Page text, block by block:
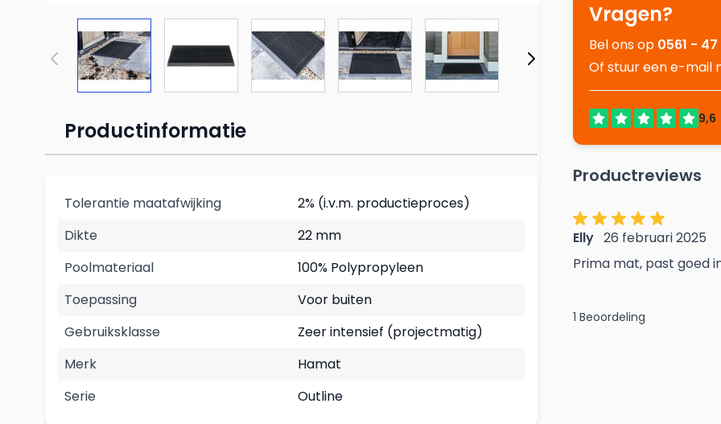
Productinformatie
Tolerantie maatafwijking
2% (i.v.m. productieproces)
Dikte
22 mm
Poolmateriaal
100% Polypropyleen
Toepassing
Voor buiten
Gebruiksklasse
Zeer intensief (projectmatig)
Merk
Hamat
Serie
Outline
Vragen?
Bel ons op 0561 -
Of stuur een e-mail
Productreviews
Elly 26 februari 2025
Prima mat, past goed
1 Beoordeling